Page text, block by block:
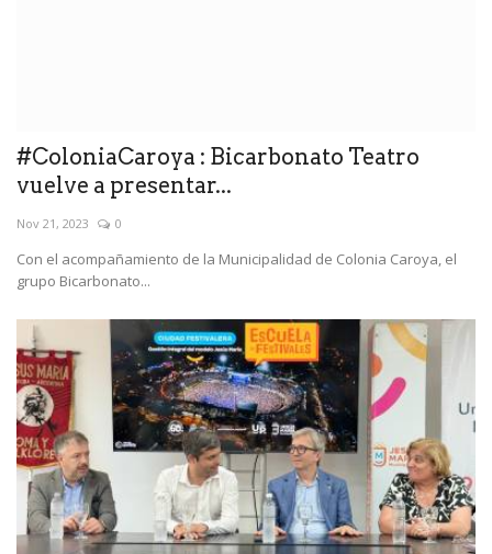
#ColoniaCaroya : Bicarbonato Teatro
vuelve a presentar...
Nov 21, 2023 0
Con el acompañamiento de la Municipalidad de Colonia Caroya, el
grupo Bicarbonato...